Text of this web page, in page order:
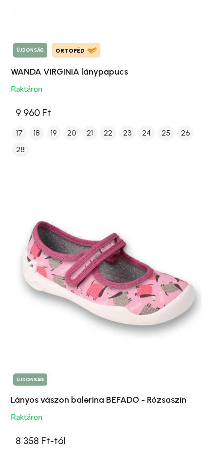
ÚJDONSÁG ORTOPÉD
WANDA VIRGINIA lánypapucs
Raktáron
9 960 Ft
17 18 19 20 21 22 23 24 25
26
28
ÚJDONSÁG
Lányos vászon balerina BEFADO - Rózsaszín
Raktáron
8 358 Ft-tól